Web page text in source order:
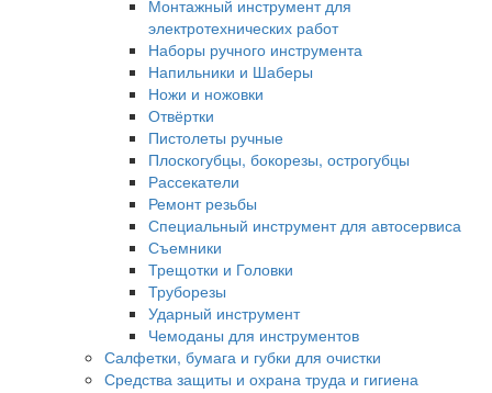
Монтажный инструмент для
электротехнических работ
Наборы ручного инструмента
Напильники и Шаберы
Ножи и ножовки
Отвёртки
Пистолеты ручные
Плоскогубцы, бокорезы, острогубцы
Рассекатели
Ремонт резьбы
Специальный инструмент для автосервиса
Съемники
Трещотки и Головки
Труборезы
Ударный инструмент
Чемоданы для инструментов
Салфетки, бумага и губки для очистки
Средства защиты и охрана труда и гигиена